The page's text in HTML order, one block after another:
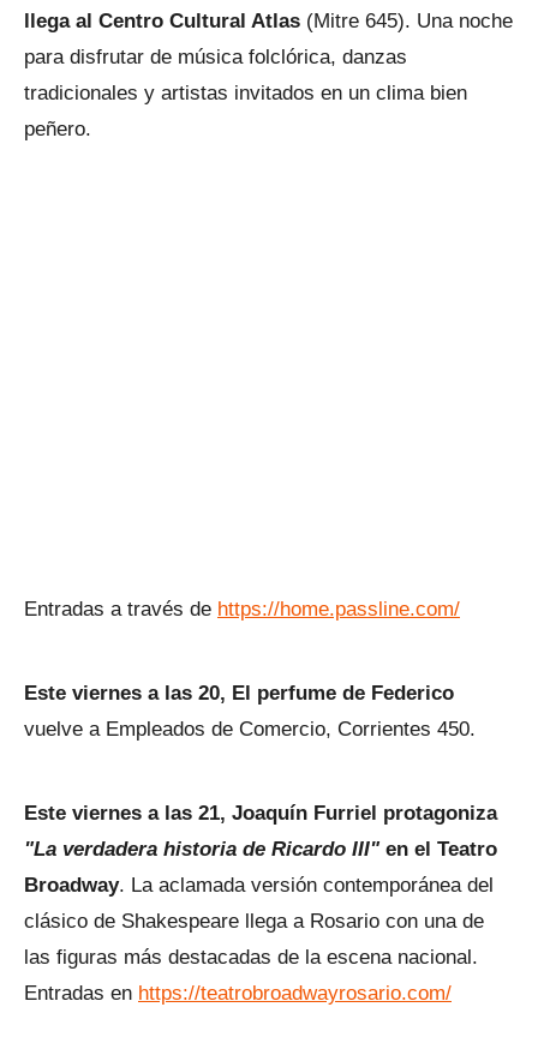
llega al Centro Cultural Atlas (Mitre 645). Una noche
para disfrutar de música folclórica, danzas
tradicionales y artistas invitados en un clima bien
peñero.
Entradas a través de https://home.passline.com/
Este viernes a las 20, El perfume de Federico
vuelve a Empleados de Comercio, Corrientes 450.
Este viernes a las 21, Joaquín Furriel protagoniza
"La verdadera historia de Ricardo III" en el Teatro
Broadway. La aclamada versión contemporánea del
clásico de Shakespeare llega a Rosario con una de
las figuras más destacadas de la escena nacional.
Entradas en https://teatrobroadwayrosario.com/